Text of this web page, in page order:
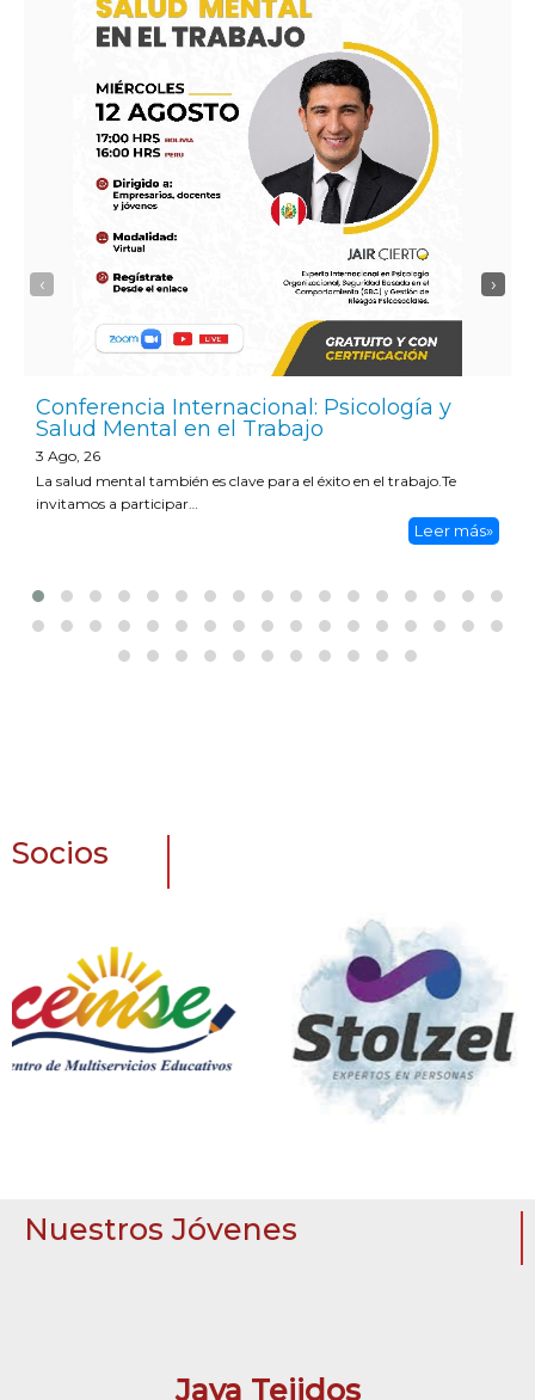
Conferencia Internacional: Psicología y
Salud Mental en el Trabajo
3 Ago, 26
La salud mental también es clave para el éxito en el trabajo.Te
invitamos a participar…
Leer más»
‹ ›
Socios
Nuestros Jóvenes
Jaya Tejidos